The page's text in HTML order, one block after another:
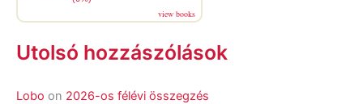
view books
Utolsó hozzászólások
Lobo on 2026-os félévi összegzés